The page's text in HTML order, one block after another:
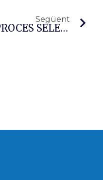
Següent
PROCÉS SELECTIU DE 1 PLAÇA DE CARÀCTER LABORAL FIX DE PEÓ D’OBRES I SERVEIS AMB JORNADA COMPLETA- NORMAL O ORDINÀRIA Al 100%, SUBGRUP E, EN TORN PER A PERSONES AMB DISCAPACITAT INTEL·LECTUAL